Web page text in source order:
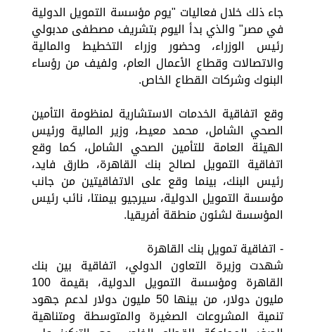
جاء ذلك خلال فعاليات "يوم مؤسسة التمويل الدولية
في مصر" والذي بدأ اليوم بتشريف مصطفى مدبولي
رئيس الوزراء، وحضور وزراء التخطيط والمالية
والاتصالات وقطاع الأعمال العام، ولفيف من رؤساء
البنوك وشركات القطاع الخاص.
وقع اتفاقية الخدمات الاستشارية لمنظومة التأمين
الصحي الشامل، محمد معيط، وزير المالية ورئيس
الهيئة العامة للتأمين الصحي الشامل، كما وقع
اتفاقية التمويل لصالح بنك القاهرة، طارق فايد،
رئيس البنك، بينما وقع على الاتفاقيتين من جانب
مؤسسة التمويل الدولية، سيرجيو بيمنتا، نائب رئيس
المؤسسة لشئون منطقة أفريقيا.
- اتفاقية تمويل بنك القاهرة
شهدت وزيرة التعاون الدولي، اتفاقية بين بنك
القاهرة ومؤسسة التمويل الدولية، بقيمة 100
مليون دولار، من بينها 50 مليون دولار لدعم جهود
تنمية المشروعات الصغيرة والمتوسطة ومتناهية